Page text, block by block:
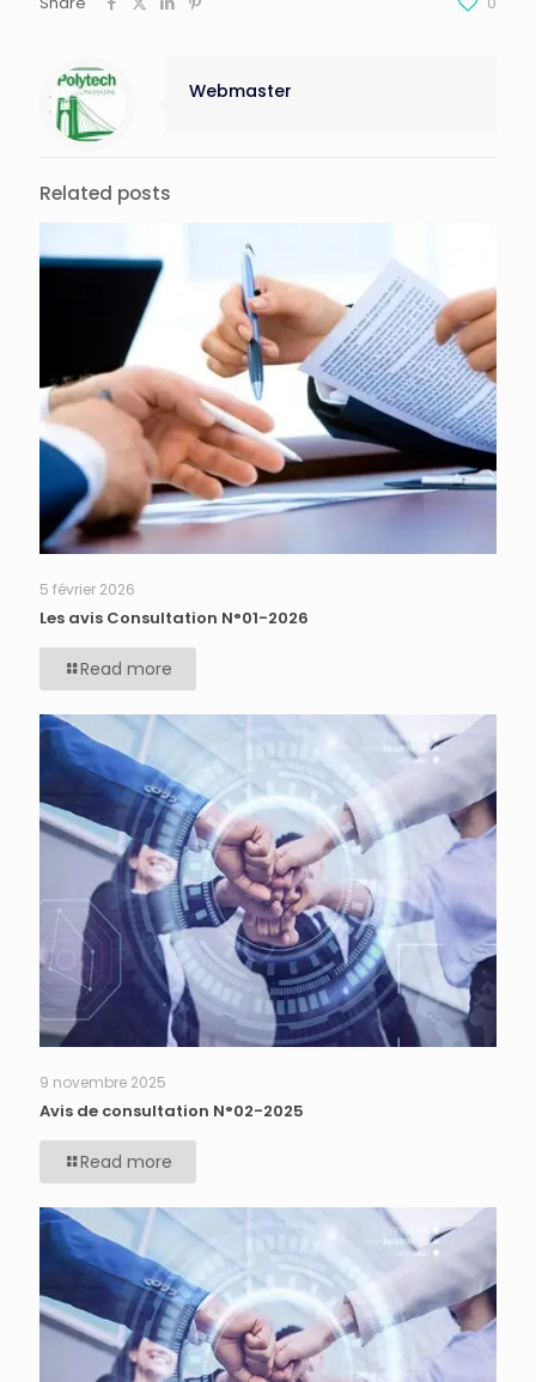
Webmaster
Related posts
5 février 2026
Les avis Consultation N°01-2026
Read more
9 novembre 2025
Avis de consultation N°02-2025
Read more